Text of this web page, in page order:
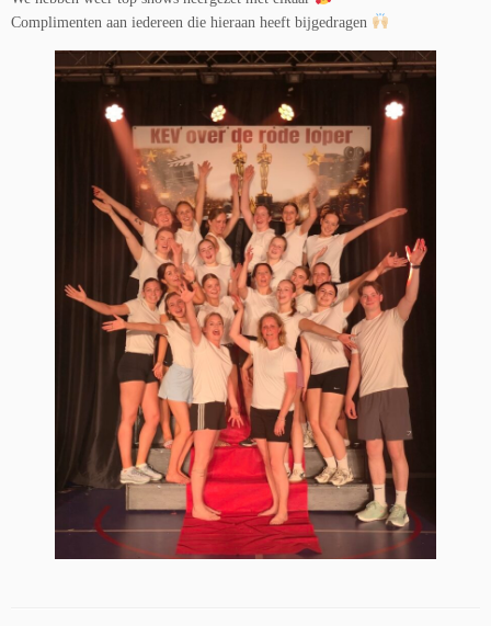
Complimenten aan iedereen die hieraan heeft bijgedragen